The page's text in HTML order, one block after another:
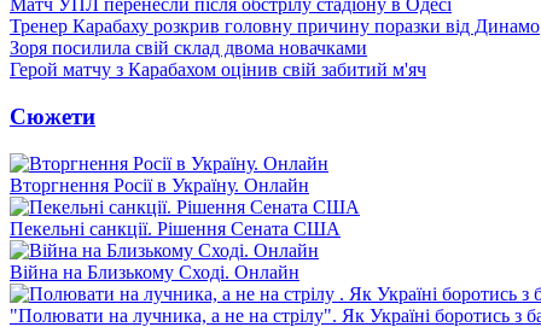
Матч УПЛ перенесли після обстрілу стадіону в Одесі
Тренер Карабаху розкрив головну причину поразки від Динамо
Зоря посилила свій склад двома новачками
Герой матчу з Карабахом оцінив свій забитий м'яч
Сюжети
Вторгнення Росії в Україну. Онлайн
Пекельні санкції. Рішення Сената США
Війна на Близькому Сході. Онлайн
"Полювати на лучника, а не на стрілу". Як Україні боротись з